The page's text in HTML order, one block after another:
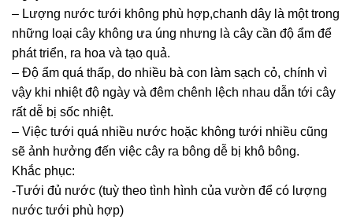
– Lượng nước tưới không phù hợp,chanh dây là một trong
những loại cây không ưa úng nhưng là cây cần độ ẩm để
phát triển, ra hoa và tạo quả.
– Độ ẩm quá thấp, do nhiều bà con làm sạch cỏ, chính vì
vậy khi nhiệt độ ngày và đêm chênh lệch nhau dẫn tới cây
rất dễ bị sốc nhiệt.
– Việc tưới quá nhiều nước hoặc không tưới nhiều cũng
sẽ ảnh hưởng đến việc cây ra bông dễ bị khô bông.
Khắc phục:
-Tưới đủ nước (tuỳ theo tình hình của vườn để có lượng
nước tưới phù hợp)